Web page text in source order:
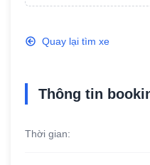
Ngân hàng TMCP
Quay lại tìm xe
Thông tin
Thời gian: